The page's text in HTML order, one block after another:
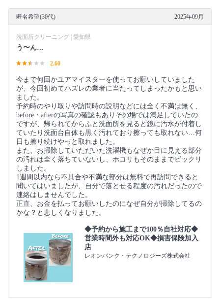
匿名希望(30代) 2025年09月
洗面所クリーニング | 愛知県
う〜ん…
2.60
今まで何回かユアマイスターを使ってお願いしていました
が、今回初めてハズレの業者に当たってしまったかもと思い
ました。
予約時のやり取りや訪問時の説明などには全く不満は無く、
before・afterの写真の確認もありその場では満足していたの
ですが、帰られてからふと洗面所を見ると鏡に汚水が付着し
ていたり洗面台自体も黒く汚れており擦っても取れない…何
日も擦り続けやっと取れました。
また、お掃除していただいた洗濯機もなぜか目に見える部分
の汚れは全く落ちていないし、ホコリもそのままでビックリ
しました。
1週間以内なら不具合や不満な部分は無料で再訪問できると
聞いてはいましたが、自分で落とせる程度の汚れだったので
連絡はしませんでした。
正直、お金を払ってお願いしたのになぜ自分が掃除してるの
かな？と悲しくなりました。
◆予約から施工まで100％自社対応◆
営業時間外も対応OK◆損害保険加入
店
レオンバンク・テクノロジーズ株式会社